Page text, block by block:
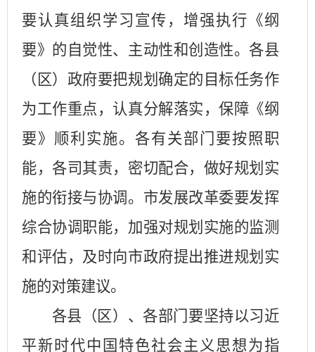
要认真组织学习宣传，增强执行《纲
要》的自觉性、主动性和创造性。各县
（区）政府要把规划确定的目标任务作
为工作重点，认真分解落实，保障《纲
要》顺利实施。各有关部门要按照职
能，各司其责，密切配合，做好规划实
施的衔接与协调。市发展改革委要发挥
综合协调职能，加强对规划实施的监测
和评估，及时向市政府提出推进规划实
施的对策建议。
各县（区）、各部门要坚持以习近
平新时代中国特色社会主义思想为指